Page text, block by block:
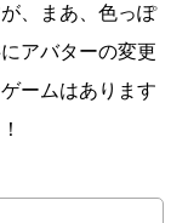
、まあ、色っぽ
アバターの変更
ームはあります